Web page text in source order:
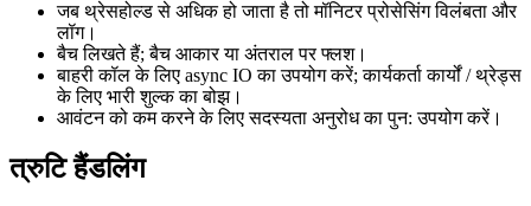
जब थ्रेसहोल्ड से अधिक हो जाता है तो मॉनिटर प्रोसेसिंग विलंबता और
लॉग।
बैच लिखते हैं; बैच आकार या अंतराल पर फ्लश।
बाहरी कॉल के लिए async IO का उपयोग करें; कार्यकर्ता कार्यों / थ्रेड्स
के लिए भारी शुल्क का बोझ।
आवंटन को कम करने के लिए सदस्यता अनुरोध का पुन: उपयोग करें।
त्रुटि हैंडलिंग